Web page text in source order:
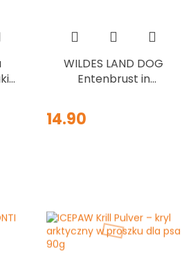
WILDES LAND DOG
Entenbrust in
piersi kaczki w
paskach -
14.90